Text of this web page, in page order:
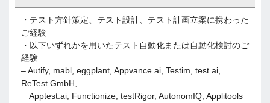
・テスト方針策定、テスト設計、テスト計画立案に携わった
ご経験
・以下いずれかを用いたテスト自動化または自動化検討のご
経験
– Autify, mabl, eggplant, Appvance.ai, Testim, test.ai,
ReTest GmbH,
Apptest.ai, Functionize, testRigor, AutonomIQ, Applitools